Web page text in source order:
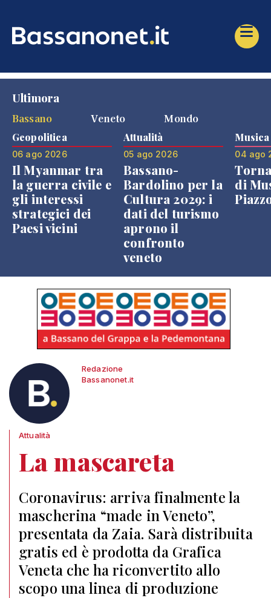
Ultimora
Bassano
Veneto Mondo
Geopolitica
06 ago 2026
Il Myanmar tra
la guerra civile e
gli interessi
strategici dei
Paesi vicini
Attualità
05 ago 2026
Bassano-
Bardolino per la
Cultura 2029: i
dati del turismo
aprono il
confronto
veneto
Musica
04 ago
di
Redazione
Bassanonet.it
Attualità
La mascareta
Coronavirus: arriva finalmente la
mascherina “made in Veneto”,
presentata da Zaia. Sarà distribuita
gratis ed è prodotta da Grafica
Veneta che ha riconvertito allo
scopo una linea di produzione